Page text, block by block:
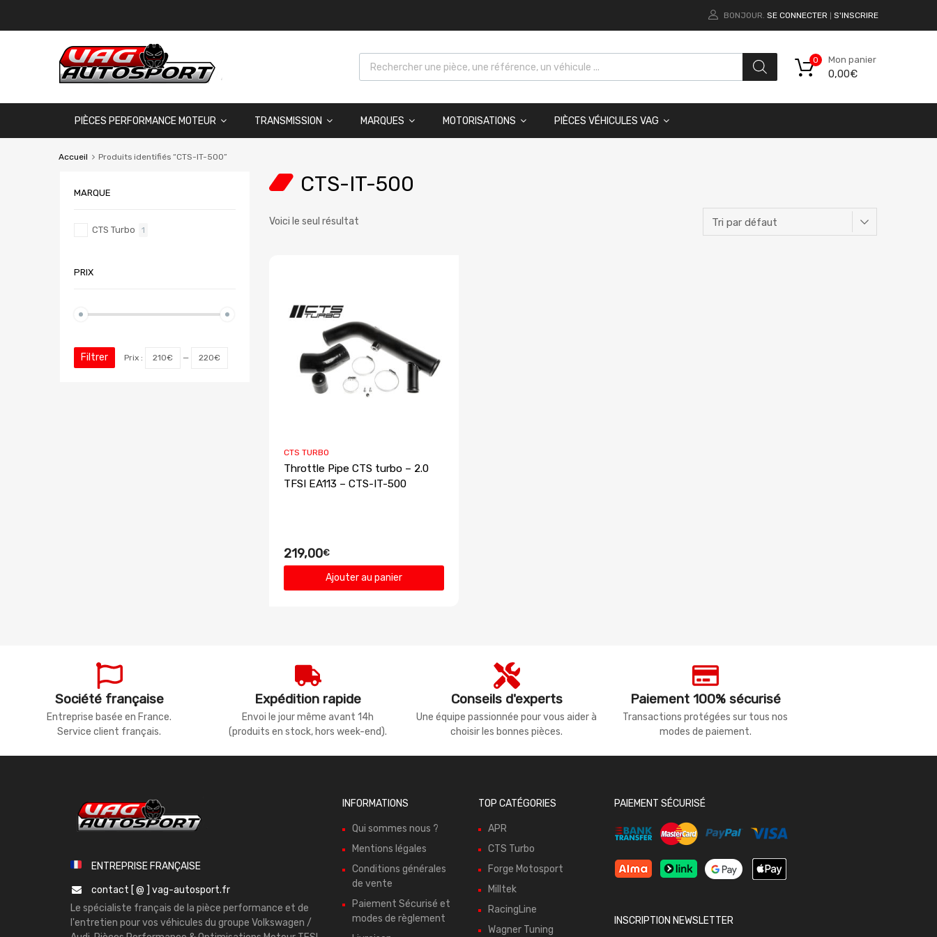
BONJOUR. SE CONNECTER S'INSCRIRE
Mon panier
0,00€
0
PIÈCES PERFORMANCE MOTEUR TRANSMISSION MARQUES MOTORISATIONS PIÈCES VÉHICULES VAG
Accueil Produits identifiés “CTS-IT-500”
CTS-IT-500
Voici le seul résultat
CTS TURBO
Throttle Pipe CTS turbo – 2.0
TFSI EA113 – CTS-IT-500
219,00€
Ajouter au panier
MARQUE
CTS Turbo 1
PRIX
Filtrer Prix : 210€ — 220€
Société française
Entreprise basée en France.
Service client français.
Expédition rapide
Envoi le jour même avant 14h
(produits en stock, hors week-end).
Conseils d'experts
Une équipe passionnée pour vous aider à
choisir les bonnes pièces.
Paiement 100% sécurisé
Transactions protégées sur tous nos
modes de paiement.
ENTREPRISE FRANÇAISE
contact [ @ ] vag-autosport.fr
Le spécialiste français de la pièce performance et de
l'entretien pour vos véhicules du groupe Volkswagen /
INFORMATIONS
Qui sommes nous ?
Mentions légales
Conditions générales
de vente
Paiement Sécurisé et
modes de règlement
TOP CATÉGORIES
APR
CTS Turbo
Forge Motosport
Milltek
RacingLine
Wagner Tuning
PAIEMENT SÉCURISÉ
INSCRIPTION NEWSLETTER